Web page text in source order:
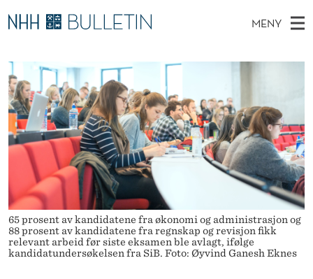
N
A
V
T
R
E
L
MENY
O
V
E
D
M
N
Y
Ø
K
I
N
E
T
S
E
Stipendiater og nye forskerprofiler
Disputaser
Ekspertutvalg
Om Bulletin
65 prosent av kandidatene fra økonomi og administrasjon og
88 prosent av kandidatene fra regnskap og revisjon fikk
relevant arbeid før siste eksamen ble avlagt, ifølge
kandidatundersøkelsen fra SiB. Foto: Øyvind Ganesh Eknes